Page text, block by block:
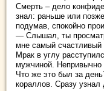
Смерть – дело
знал: раньше или
подумав, спокойно
— Слышал, ты
мне самый счастливый
Мрак в углу
мужчиной. Непривычно
Что же это был за
кораллов. Сразу